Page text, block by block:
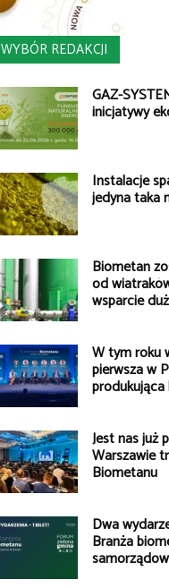
WYBÓR REDAKCJI
GAZ-
inicjatywy
Instalacje
jedyna taka
Biometan
od
wsparcie
W tym roku
pierwsza w
Jest nas już
Warszawie
Biometanu
Dwa
Branża